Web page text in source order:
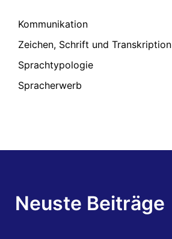
Kommunikation
Zeichen, Schrift und Transkription
Sprachtypologie
Spracherwerb
Neuste Beiträge